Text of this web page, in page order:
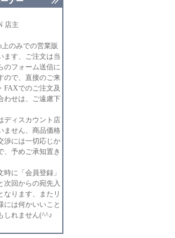
店主
上のみでの営業販
ます、ご注文は当
のフォーム送信に
ので、直接のご来
FAXでのご注文及
わせは、ご遠慮下
ディスカウント店
ません、商品価格
渉には一切応じか
、予めご承知置き
時に「会員登録」
次回からの宛先入
なります、またリ
には何かいいこと
しれません(^^♪